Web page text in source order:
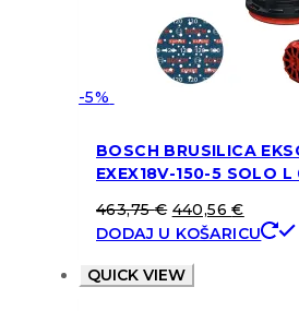
-5%
BOSCH BRUSILICA
EXEX18V-150-5 SOLO
463,75€ 440,56€
DODAJ U KOŠARICU
QUICK VIEW